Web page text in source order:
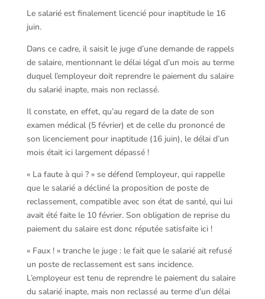
Le salarié est finalement licencié pour inaptitude le 16
juin.
Dans ce cadre, il saisit le juge d’une demande de rappels
de salaire, mentionnant le délai légal d’un mois au terme
duquel l’employeur doit reprendre le paiement du salaire
du salarié inapte, mais non reclassé.
Il constate, en effet, qu’au regard de la date de son
examen médical (5 février) et de celle du prononcé de
son licenciement pour inaptitude (16 juin), le délai d’un
mois était ici largement dépassé !
« La faute à qui ? » se défend l’employeur, qui rappelle
que le salarié a décliné la proposition de poste de
reclassement, compatible avec son état de santé, qui lui
avait été faite le 10 février. Son obligation de reprise du
paiement du salaire est donc réputée satisfaite ici !
« Faux ! » tranche le juge : le fait que le salarié ait refusé
un poste de reclassement est sans incidence.
L’employeur est tenu de reprendre le paiement du salaire
du salarié inapte, mais non reclassé au terme d’un délai